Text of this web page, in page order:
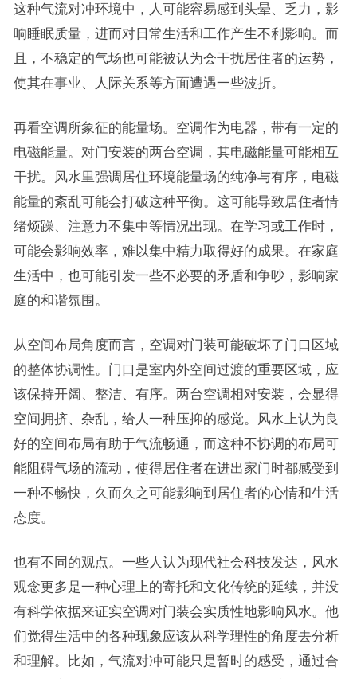
这种气流对冲环境中，人可能容易感到头晕、乏力，影
响睡眠质量，进而对日常生活和工作产生不利影响。而
且，不稳定的气场也可能被认为会干扰居住者的运势，
使其在事业、人际关系等方面遭遇一些波折。
再看空调所象征的能量场。空调作为电器，带有一定的
电磁能量。对门安装的两台空调，其电磁能量可能相互
干扰。风水里强调居住环境能量场的纯净与有序，电磁
能量的紊乱可能会打破这种平衡。这可能导致居住者情
绪烦躁、注意力不集中等情况出现。在学习或工作时，
可能会影响效率，难以集中精力取得好的成果。在家庭
生活中，也可能引发一些不必要的矛盾和争吵，影响家
庭的和谐氛围。
从空间布局角度而言，空调对门装可能破坏了门口区域
的整体协调性。门口是室内外空间过渡的重要区域，应
该保持开阔、整洁、有序。两台空调相对安装，会显得
空间拥挤、杂乱，给人一种压抑的感觉。风水上认为良
好的空间布局有助于气流畅通，而这种不协调的布局可
能阻碍气场的流动，使得居住者在进出家门时都感受到
一种不畅快，久而久之可能影响到居住者的心情和生活
态度。
也有不同的观点。一些人认为现代社会科技发达，风水
观念更多是一种心理上的寄托和文化传统的延续，并没
有科学依据来证实空调对门装会实质性地影响风水。他
们觉得生活中的各种现象应该从科学理性的角度去分析
和理解。比如，气流对冲可能只是暂时的感受，通过合